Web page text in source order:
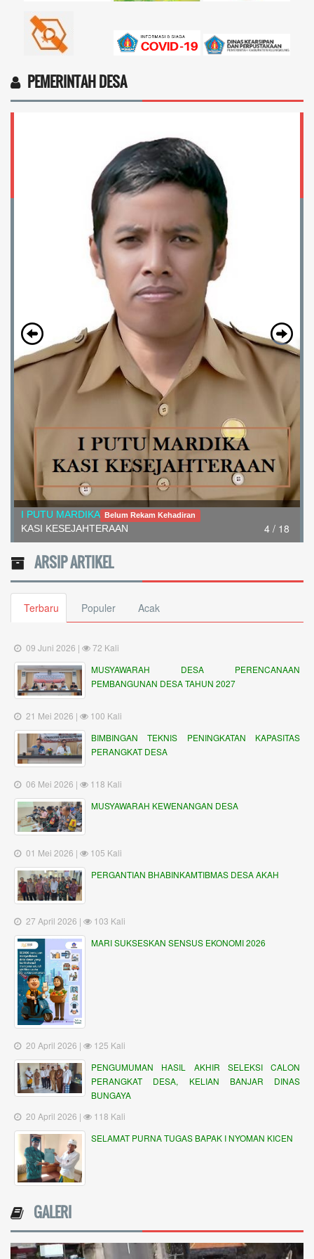
PEMERINTAH DESA
4 / 18
I PUTU MARDIKA Belum Rekam Kehadiran
KASI KESEJAHTERAAN
ARSIP ARTIKEL
Terbaru Populer Acak
09 Juni 2026 |
72 Kali
MUSYAWARAH DESA PERENCANAAN
PEMBANGUNAN DESA TAHUN 2027
21 Mei 2026 |
100 Kali
BIMBINGAN TEKNIS PENINGKATAN KAPASITAS
PERANGKAT DESA
06 Mei 2026 |
118 Kali
MUSYAWARAH KEWENANGAN DESA
01 Mei 2026 |
105 Kali
PERGANTIAN BHABINKAMTIBMAS DESA AKAH
27 April 2026 |
103 Kali
MARI SUKSESKAN SENSUS EKONOMI 2026
20 April 2026 |
125 Kali
PENGUMUMAN HASIL AKHIR SELEKSI CALON
PERANGKAT DESA, KELIAN BANJAR DINAS
BUNGAYA
20 April 2026 |
118 Kali
SELAMAT PURNA TUGAS BAPAK I NYOMAN KICEN
GALERI